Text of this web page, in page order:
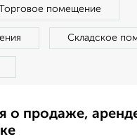
Торговое помещение
Складское
о продаже,